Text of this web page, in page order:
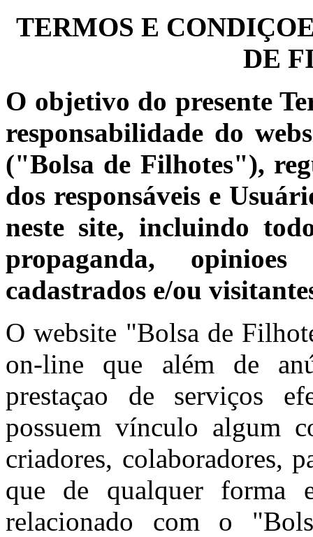
TERMOS E
DE
O objetivo do presente
responsabilidade do
("Bolsa de Filhotes"),
dos responsáveis e
neste site, incluindo
propaganda,
cadastrados e/ou
O website "Bolsa de
on-line que além de
prestaçao de serviços
possuem vínculo algum
criadores, colaboradores,
que de qualquer forma
relacionado com o